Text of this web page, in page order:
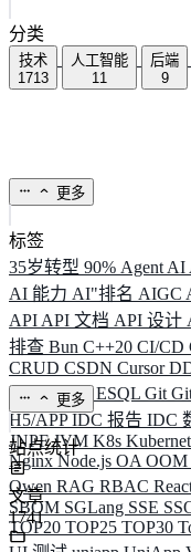
分类
技术
1713
人工智能
11
后端
9
更多
标签
35岁转型 90% AgentAI
AI 能力 AI"排名 AIGC
APIAPI 文档 API 设计
排查 Bun C++20 CI/CD
CRUD CSDN Cursor
ELK ElysiaESQL Git
H5/APPIDC 报告 IDC
JNPFJVM K8s
Nginx Node.js OAOOM
Qwen RAG RBAC
SBOM SGLang SSE
TOP20 TOP25 TOP30
更多
站点统计
文章
1741